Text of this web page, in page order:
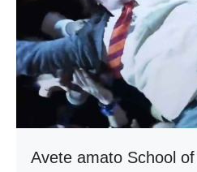
Avete amato School of